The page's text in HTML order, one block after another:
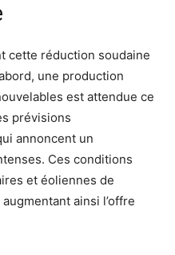
cette réduction soudaine
une production
est attendue ce
prévisions
annoncent un
Ces conditions
et éoliennes de
ainsi l’offre